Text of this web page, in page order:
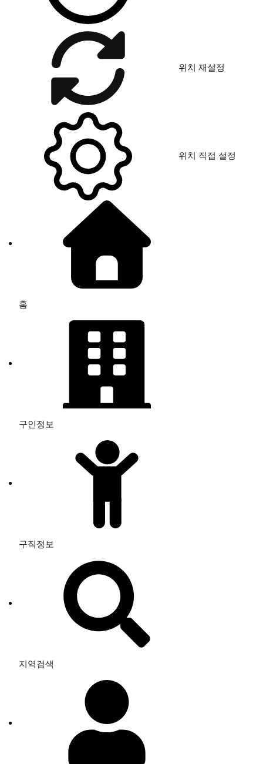
위치 재설정
위치 직접 설정
홈
구인정보
구직정보
지역검색